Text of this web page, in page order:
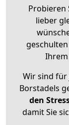
Probieren
lieber
Ihrem
Wir sind für
Borstadels
den
damit Sie